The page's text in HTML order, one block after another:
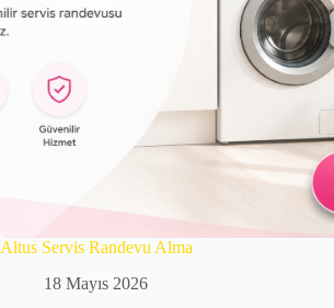
Altus Servis Randevu Alma
18 Mayıs 2026